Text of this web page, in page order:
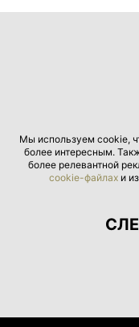
Мы используем cookie,
более интересным.
более релевантной
cookie-файлах и